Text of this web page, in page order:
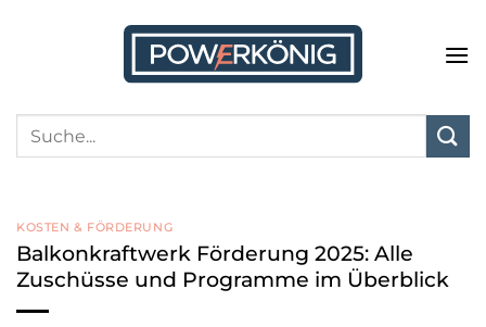
KOSTEN & FÖRDERUNG
Balkonkraftwerk Förderung 2025: Alle
Zuschüsse und Programme im Überblick